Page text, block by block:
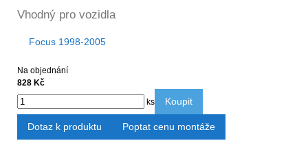
Vhodný pro vozidla
Focus 1998-2005
Na objednání
828 Kč
ks
Koupit
Dotaz k produktu Poptat cenu montáže